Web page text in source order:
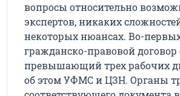
вопросы относительно
экспертов, никаких
некоторых нюансах. Во-
гражданско-правовой
превышающий трех рабочих
об этом УФМС и ЦЗН. Органы